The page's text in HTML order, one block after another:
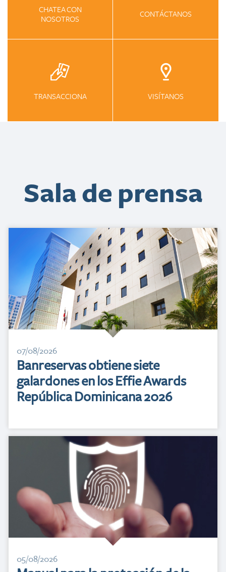
CHATEA CON
NOSOTROS
CONTÁCTANOS
TRANSACCIONA VISÍTANOS
Sala de prensa
07/08/2026
Banreservas obtiene siete
galardones en los Effie Awards
República Dominicana 2026
05/08/2026